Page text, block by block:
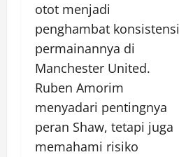
otot menjadi
penghambat konsistensi
permainannya di
Manchester United.
Ruben Amorim
menyadari pentingnya
peran Shaw, tetapi juga
memahami risiko